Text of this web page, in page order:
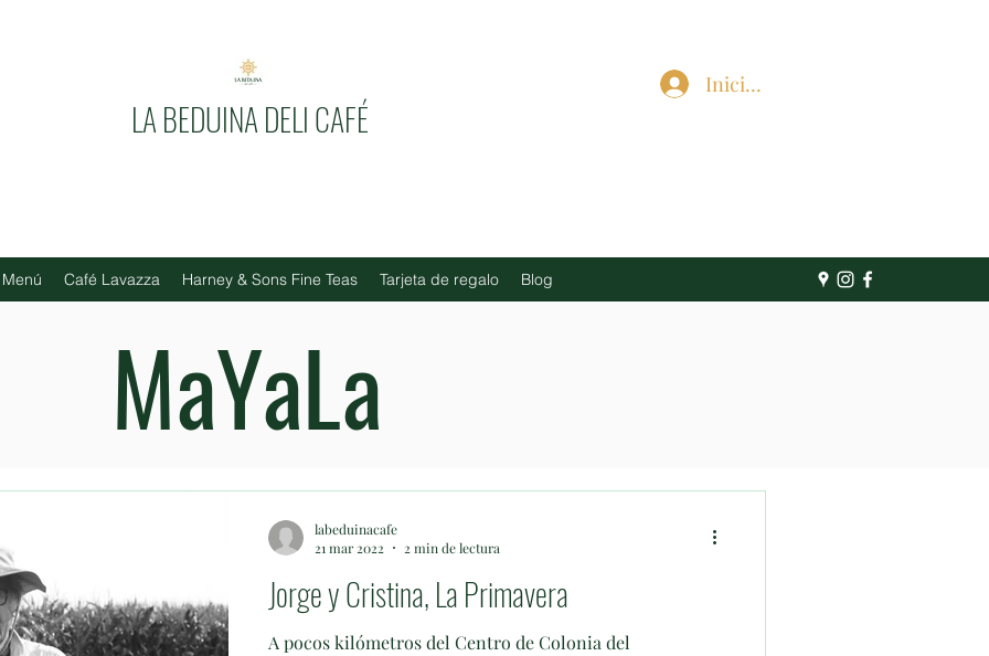
LA BEDUINA DELI CAFÉ
Iniciar sesión
Menú Café Lavazza Harney & Sons Fine Teas Tarjeta de regalo Blog
MaYaLa
Jorge y Cristina, La Primavera
A pocos kilómetros del Centro de Colonia del
labeduinacafe
21 mar 2022
2 min de lectura